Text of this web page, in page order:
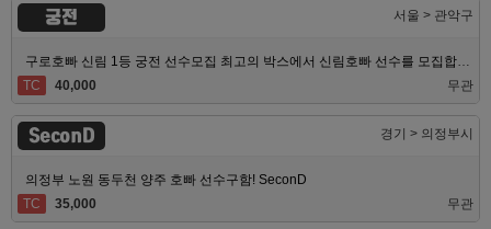
궁전 서울 > 관악구
구로호빠 신림 1등 궁전 선수모집 최고의 박스에서 신림호빠 선수를 모집합니다
TC
40,000 무관
SeconD 경기 > 의정부시
의정부 노원 동두천 양주 호빠 선수구함! SeconD
TC
35,000 무관